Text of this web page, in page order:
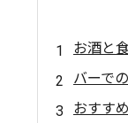
お酒と
バーで
おすす